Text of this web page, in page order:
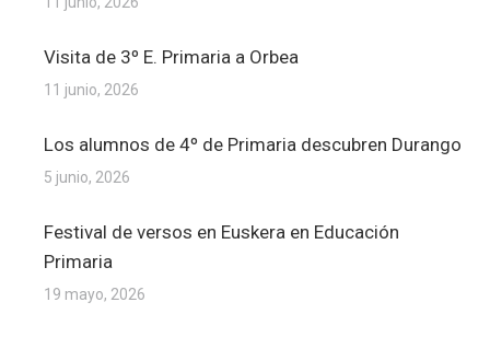
Visita de 3º E. Primaria a Orbea
11 junio, 2026
Los alumnos de 4º de Primaria descubren Durango
5 junio, 2026
Festival de versos en Euskera en Educación
Primaria
19 mayo, 2026